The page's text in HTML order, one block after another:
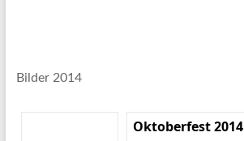
Bilder 2014
Oktoberfest 2014